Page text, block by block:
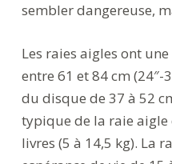
sembler dangereuse,
Les raies aigles ont
entre 61 et 84 cm
du disque de 37 à 52
typique de la raie aigle
livres (5 à 14,5 kg). La